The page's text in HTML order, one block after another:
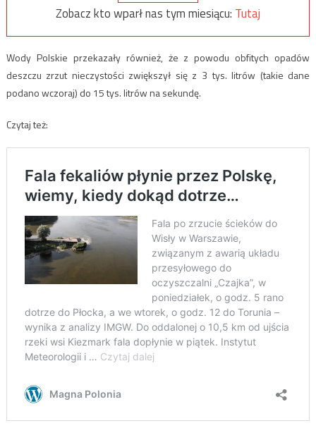
Zobacz kto wparł nas tym miesiącu: Tutaj
Wody Polskie przekazały również, że z powodu obfitych opadów
deszczu zrzut nieczystości zwiększył się z 3 tys. litrów (takie dane
podano wczoraj) do 15 tys. litrów na sekundę.
Czytaj też: